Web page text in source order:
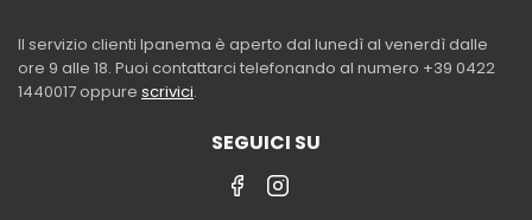
Il servizio clienti Ipanema è aperto dal lunedì al venerdì dalle
ore 9 alle 18. Puoi contattarci telefonando al numero +39 0422
1440017 oppure scrivici.
SEGUICI SU